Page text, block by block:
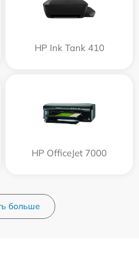
HP Ink Tank 410
HP OfficeJet 7000
больше